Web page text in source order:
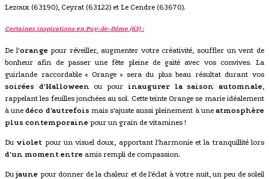
Lezoux (63190), Ceyrat (63122) et Le Cendre (63670).
Certaines inspirations en Puy-de-Dôme (63) :
De l'orangepour réveiller, augmenter votre créativité, souffler un vent de
bonheur afin de passer une fête pleine de gaité avec vos convives. La
guirlande raccordable « Orange » sera du plus beau résultat durant vos
soirées d'Halloween ou pour inaugurer la saison automnale,
rappelant les feuilles jonchées au sol. Cette teinte Orange se marie idéalement
à unedéco d'autrefois mais s'ajuste aussi pleinement à uneatmosphère
plus contemporaine pour un grain de vitamines !
Du violet pour un visuel doux, apportant l'harmonie et la tranquillité lors
d'un moment entre amis rempli de compassion.
Dujaune pour donner de la chaleur et de l'éclat à votre nuit, un peu de soleil